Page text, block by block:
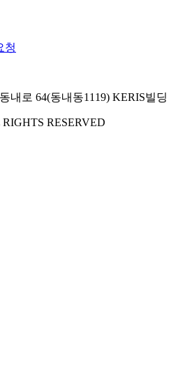
청
내로 64(동내동1119) KERIS빌딩
RESERVED